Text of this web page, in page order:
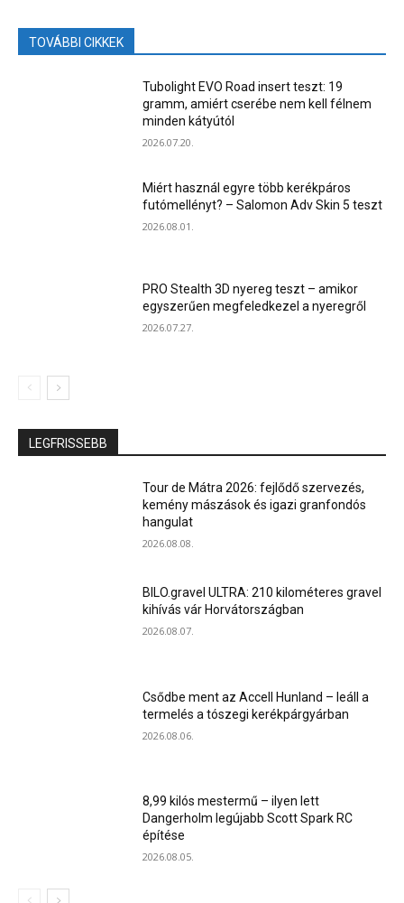
TOVÁBBI CIKKEK
Tubolight EVO Road insert teszt: 19
gramm, amiért cserébe nem kell félnem
minden kátyútól
2026.07.20.
Miért használ egyre több kerékpáros
futómellényt? – Salomon Adv Skin 5 teszt
2026.08.01.
PRO Stealth 3D nyereg teszt – amikor
egyszerűen megfeledkezel a nyeregről
2026.07.27.
LEGFRISSEBB
Tour de Mátra 2026: fejlődő szervezés,
kemény mászások és igazi granfondós
hangulat
2026.08.08.
BILO.gravel ULTRA: 210 kilométeres gravel
kihívás vár Horvátországban
2026.08.07.
Csődbe ment az Accell Hunland – leáll a
termelés a tószegi kerékpárgyárban
2026.08.06.
8,99 kilós mestermű – ilyen lett
Dangerholm legújabb Scott Spark RC
építése
2026.08.05.